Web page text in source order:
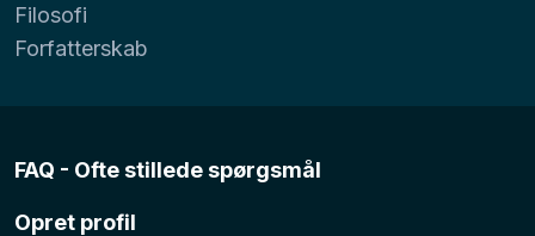
Filosofi
Forfatterskab
FAQ - Ofte stillede spørgsmål
Opret profil